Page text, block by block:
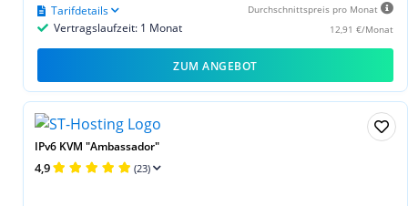
Durchschnittspreis pro Monat
12,91 €/Monat
Vertragslaufzeit: 1 Monat
Tarifdetails
ZUM ANGEBOT
IPv6 KVM "Ambassador"
4,9 (23)